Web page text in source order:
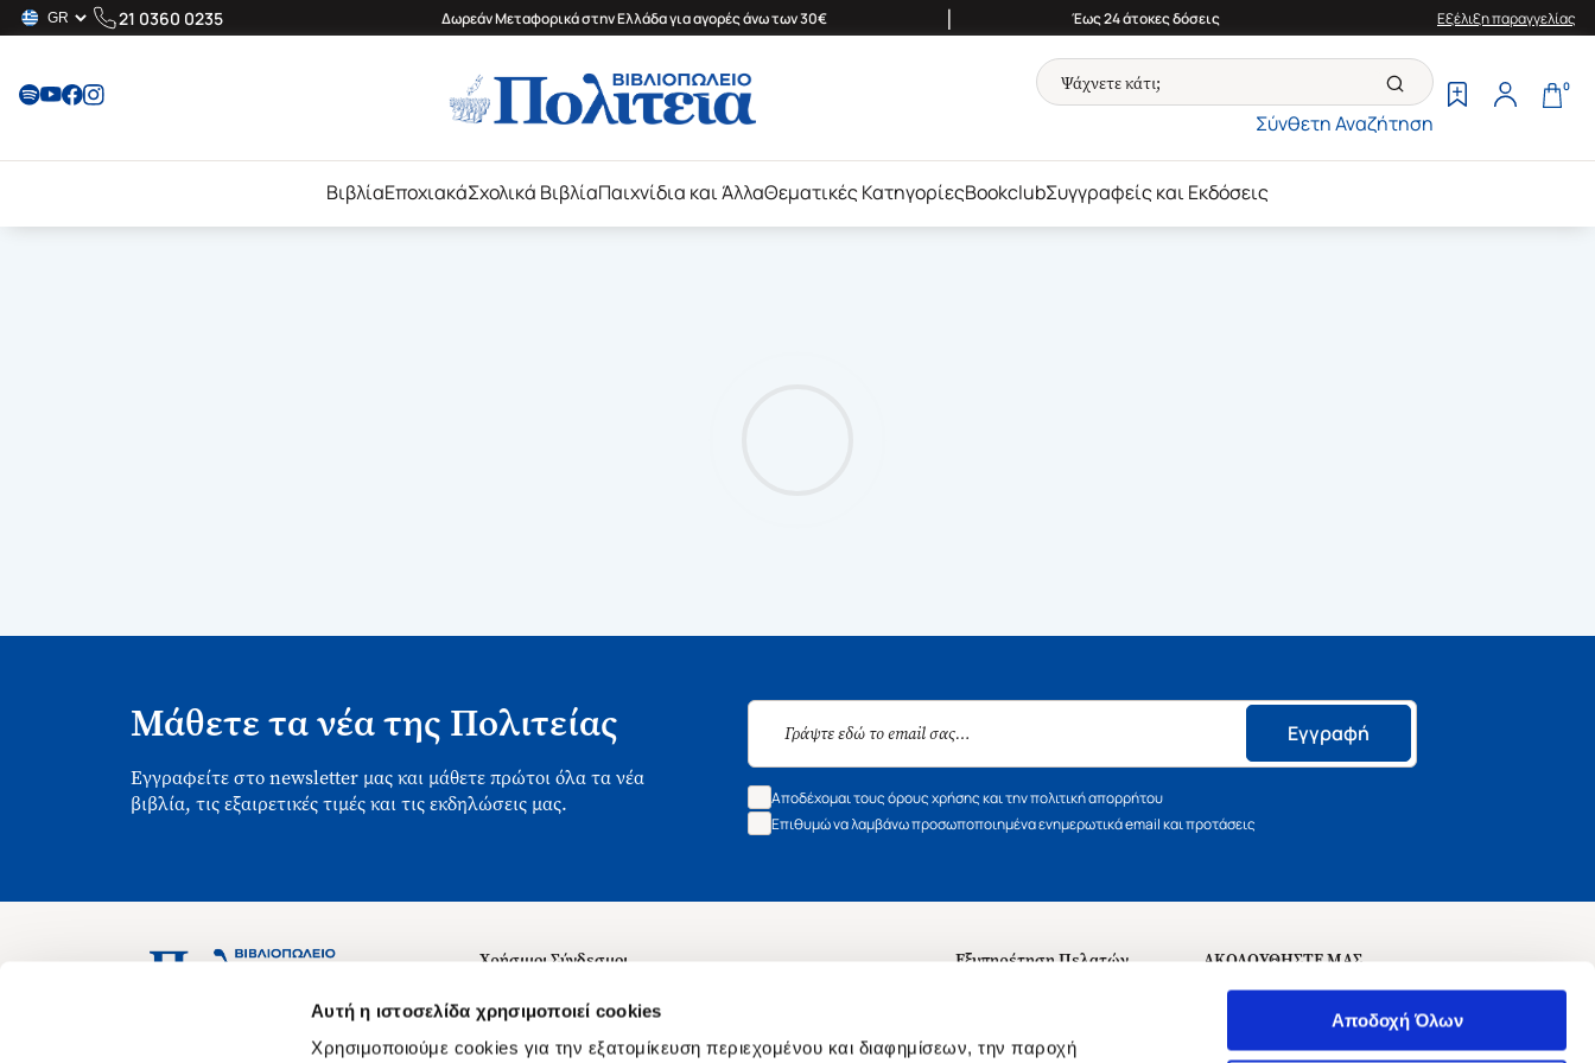
Αυτή η ιστοσελίδα χρησιμοποιεί cookies
Χρησιμοποιούμε cookies για την εξατομίκευση περιεχομένου και διαφημίσεων, την παροχή
Αποδοχή Όλων
21 0360 0235 Δωρεάν Μεταφορικά στην Ελλάδα για αγορές άνω των 30€ | Έως 24 άτοκες δόσεις Εξέλιξη παραγγελίας
Σύνθετη Αναζήτηση
0
ΒιβλίαΕποχιακάΣχολικά ΒιβλίαΠαιχνίδια και ΆλλαΘεματικές ΚατηγορίεςBookclubΣυγγραφείς και Εκδόσεις
Μάθετε τα νέα της Πολιτείας
Εγγραφείτε στο newsletter μας και μάθετε πρώτοι όλα τα νέα
βιβλία, τις εξαιρετικές τιμές και τις εκδηλώσεις μας.
Εγγραφή
Αποδέχομαι τους όρους χρήσης και την πολιτική απορρήτου
Επιθυμώ να λαμβάνω προσωποποιημένα ενημερωτικά email και προτάσεις
Ασκληπιού 1-3, Αθήνα 106 79
Χρήσιμοι Σύνδεσμοι
Σχετικά με εμάς
Θέσεις Εργασίας
Εξυπηρέτηση Πελατών
ΑΚΟΛΟΥΘΗΣΤΕ ΜΑΣ